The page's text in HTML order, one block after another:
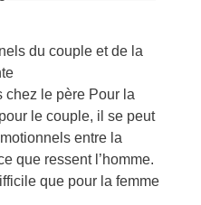
du couple et de la
chez le père Pour la
le couple, il se peut
entre la
que ressent l’homme.
que pour la femme